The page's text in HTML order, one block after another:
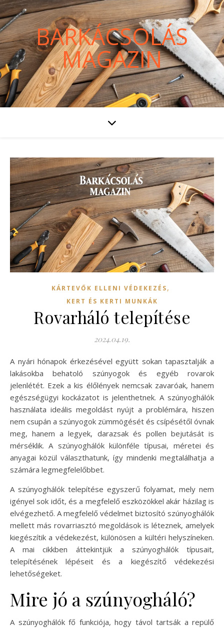
BARKÁCSOLÁS
MAGAZIN
KÁRTEVŐK ELLENI VÉDEKEZÉS,
KERT ÉS KERTI MUNKÁK
Rovarháló telepítése
2024.04.19.
A nyári hónapok érkezésével együtt sokan tapasztalják a
lakásokba behatoló szúnyogok és egyéb rovarok
jelenlétét. Ezek a kis élőlények nemcsak zavaróak, hanem
egészségügyi kockázatot is jelenthetnek. A szúnyoghálók
használata ideális megoldást nyújt a problémára, hiszen
nem csupán a szúnyogok zümmögését és csípésétől óvnak
meg, hanem a legyek, darazsak és pollen bejutását is
mérséklik. A szúnyoghálók különféle típusai, méretei és
anyagai közül választhatunk, így mindenki megtalálhatja a
számára legmegfelelőbbet.
A szúnyoghálók telepítése egyszerű folyamat, mely nem
igényel sok időt, és a megfelelő eszközökkel akár házilag is
elvégezhető. A megfelelő védelmet biztosító szúnyoghálók
mellett más rovarriasztó megoldások is léteznek, amelyek
kiegészítik a védekezést, különösen a kültéri helyszíneken.
A mai cikkben áttekintjük a szúnyoghálók típusait,
telepítésének lépéseit és a kiegészítő védekezési
lehetőségeket.
Mire jó a szúnyogháló?
A szúnyoghálók fő funkciója, hogy távol tartsák a repülő